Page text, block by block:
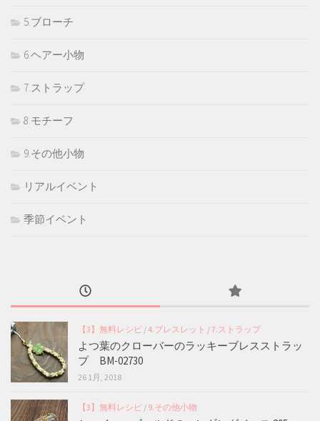
5.ブローチ
6.ヘアー小物
7.ストラップ
8.モチーフ
9.その他小物
リアルイベント
季節イベント
【3】無料レシピ /4.ブレスレット /7.ストラップ
よつ葉のクローバーのラッキーブレスストラッ
プ BM-02730
26 1月, 2018
【3】無料レシピ / 9.その他小物